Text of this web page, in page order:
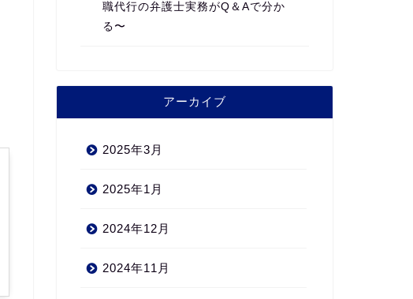
職代行の弁護士実務がQ＆Aで分か
る〜
アーカイブ
2025年3月
2025年1月
2024年12月
2024年11月